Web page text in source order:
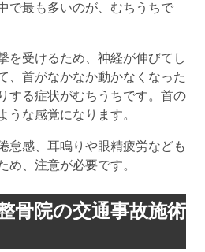
で最も多いのが、むちうちで
を受けるため、神経が伸びてし
、首がなかなか動かなくなった
する症状がむちうちです。首の
うな感覚になります。
怠感、耳鳴りや眼精疲労なども
め、注意が必要です。
骨院の交通事故施術